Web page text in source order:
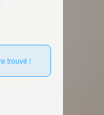
trouvé !